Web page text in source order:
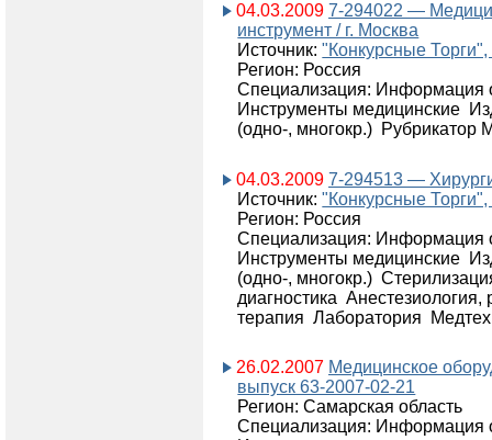
04.03.2009 7-294022 —
инструмент / г. Москва
Источник:"Конкурсные Торги",
Регион: Россия
Специализация: Информация
Инструменты медицинские
(одно-, многокр.) Рубрикатор
04.03.2009 7-294513 —
Источник:"Конкурсные Торги",
Регион: Россия
Специализация: Информация
Инструменты медицинские
(одно-, многокр.)
диагностика
терапия Лаборатория
26.02.2007 Медицинское
выпуск 63-2007-02-21
Регион: Самарская область
Специализация: Информация